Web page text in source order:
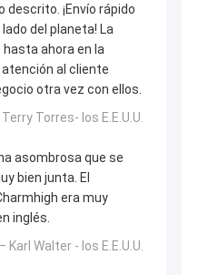
¡Envío rápido
del planeta! La
ahora en la
al cliente
otra vez con ellos.
Torres- los E.E.U.U.
asombrosa que se
bien junta. El
era muy
inglés.
Karl Walter - los E.E.U.U.